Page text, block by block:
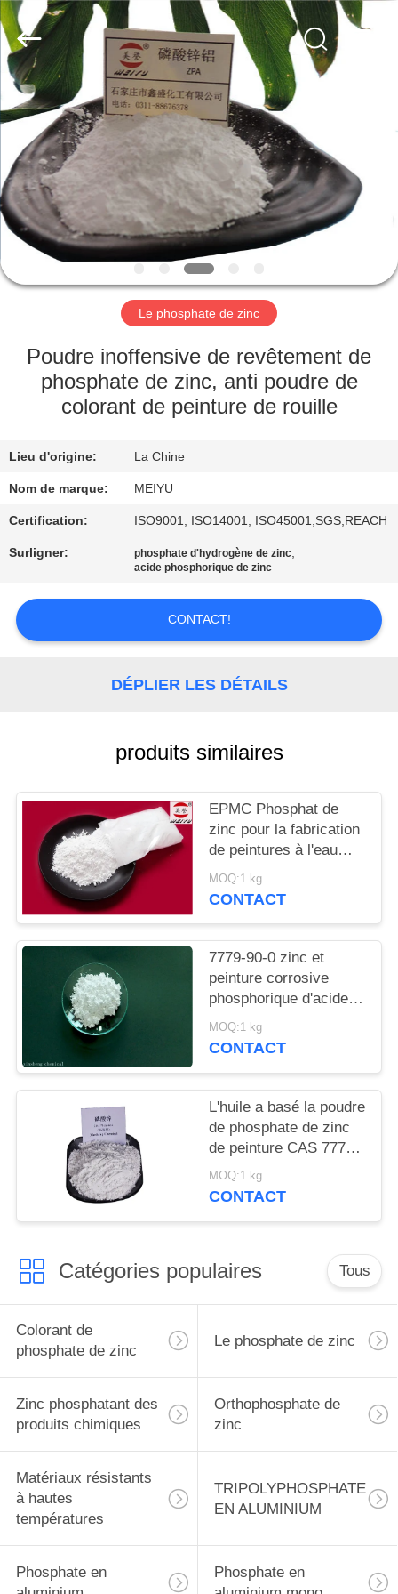
À
LA
MAISON
PRODUITS
VIDÉOS
PROPOS
NOUS
VISITE
DE
L'USINE
CONTRÔLE
DE
LA
CONTACTER
DEMANDEZ
DEVIS
PLAN
DU
PRIVACY
POLICY
chemical
co.,ltd.
All
Rights
Reserved.
Developed
by
ECER
Le phosphate de zinc
Poudre inoffensive de revêtement de
phosphate de zinc, anti poudre de
colorant de peinture de rouille
Lieu d'origine: La Chine
Nom de marque: MEIYU
Certification: ISO9001, ISO14001, ISO45001,SGS,REACH
Surligner: phosphate d'hydrogène de zinc,
acide phosphorique de zinc
CONTACT!
DÉPLIER LES DÉTAILS
produits similaires
EPMC Phosphat de
zinc pour la fabrication
de peintures à l'eau
avec des peintures
antirouille basses en
MOQ:1 kg
CONTACT
7779-90-0 zinc et
peinture corrosive
phosphorique d'acide
d'Acidzinc et
phosphorique anti pour
MOQ:1 kg
CONTACT
L'huile a basé la poudre
de phosphate de zinc
de peinture CAS 7779-
90-0 pour le bateau et
les structures
MOQ:1 kg
CONTACT
Catégories populaires Tous
Colorant de
phosphate de zinc
Le phosphate de zinc
Zinc phosphatant des
produits chimiques
Orthophosphate de
zinc
Matériaux résistants
à hautes
températures
TRIPOLYPHOSPHATE
EN ALUMINIUM
Phosphate en
Phosphate en